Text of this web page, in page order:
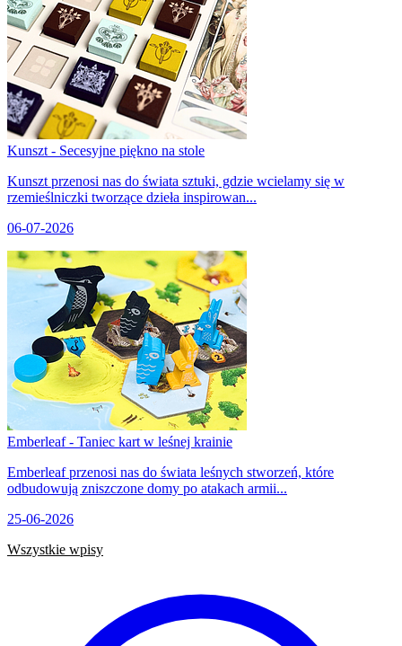
Kunszt - Secesyjne piękno na stole
Kunszt przenosi nas do świata sztuki, gdzie wcielamy się w
rzemieślniczki tworzące dzieła inspirowan...
06-07-2026
Emberleaf - Taniec kart w leśnej krainie
Emberleaf przenosi nas do świata leśnych stworzeń, które
odbudowują zniszczone domy po atakach armii...
25-06-2026
Wszystkie wpisy